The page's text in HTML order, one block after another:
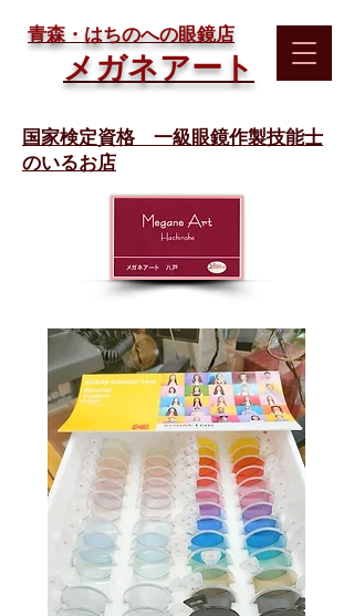
​青森・はちのへの眼鏡店
メガネアート
国家検定資格 一級眼鏡作製技能士
のいるお店